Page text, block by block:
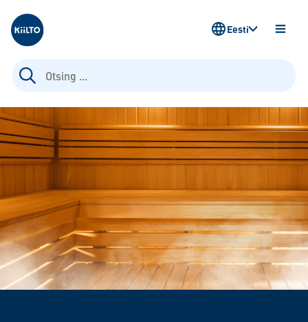
Kiilto Estonia
Otsi:
AVA
Eesti